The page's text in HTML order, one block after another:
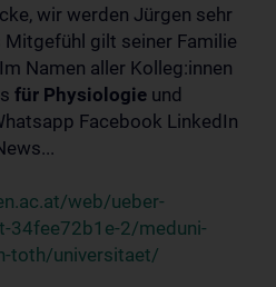
wir werden Jürgen sehr
gilt seiner Familie
Namen aller Kolleg:innen
für Physiologie und
Facebook LinkedIn
web/ueber-
34fee72b1e-2/meduni-
toth/universitaet/